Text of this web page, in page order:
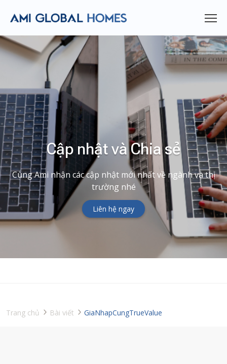
Cập nhật và Chia sẻ
Cùng Ami nhận các cập nhật mới nhất về ngành và thị
trường nhé
Liên hệ ngay
Trang chủ Bài viết GiaNhapCungTrueValue